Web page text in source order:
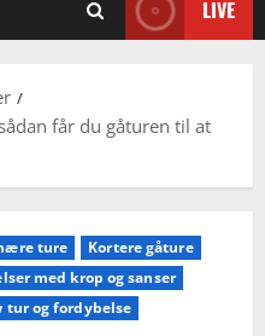
LIVE
får du gåturen til at
ture
Kortere gåture
med krop og sanser
tur og fordybelse